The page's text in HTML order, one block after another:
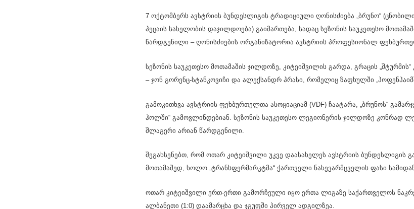
7 ოქტომბერს ავსტრიის ბუნდესლიგის ტრადიციული ღონისძიება „ბრუნო“
პეცაის სახელობის დაჯილდოება) გაიმართება, სადაც სეზონის საუკეთესო
წარდგენილი – ღონისძიების ორგანიზატორია ავსტრიის პროფესიონალ
სეზონის საუკეთესო მოთამაშის ჯილდოზე, კიტეიშვილის გარდა, გრაცის
– ჯონ გორენც-სტანკოვიჩი და ალექსანდრ პრასი, რომელიც ზაფხულში
გამოკითხვა ავსტრიის ფეხბურთელთა ასოციაციამ (VDF) ჩაატარა, „ბრუნოს“
ჰოლში“ გამოვლინდებიან. სეზონის საუკეთესო ლეგიონერის ჯილდოზე კონრად
შლაგერი არიან წარდგენილი.
შეგახსენებთ, რომ ოთარ კიტეიშვილი უკვე დაასახელეს ავსტრიის ბუნდესლიგის
მოთამაშედ, ხოლო „ტრანსფერმარკტმა“ ქართველი ნახევარმცველის ფასი
ოთარ კიტეიშვილი ერთ-ერთი გამორჩეული იყო ერთა ლიგაზე საქართველოს
ალბანეთი (1:0) დაამარცხა და ჯგუფში პირველ ადგილზეა.